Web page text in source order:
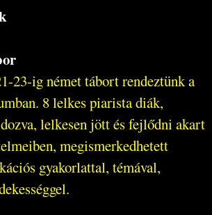
23-ig német tábort rendeztünk a
8 lelkes piarista diák,
lelkesen jött és fejlődni akart
megismerkedhetett
gyakorlattal, témával,